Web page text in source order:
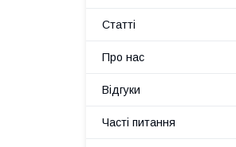
Статті
Про нас
Відгуки
Часті питання